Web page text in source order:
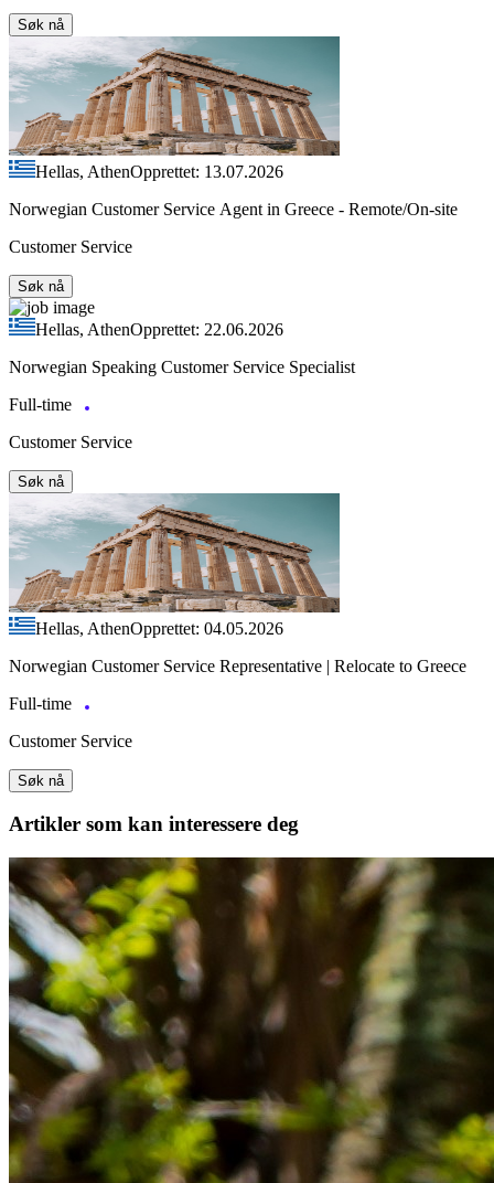
Søk nå
Hellas, AthenOpprettet: 13.07.2026
Norwegian Customer Service Agent in Greece - Remote/On-site
Customer Service
Søk nå
Hellas, AthenOpprettet: 22.06.2026
Norwegian Speaking Customer Service Specialist
Full-time
Customer Service
Søk nå
Hellas, AthenOpprettet: 04.05.2026
Norwegian Customer Service Representative | Relocate to Greece
Full-time
Customer Service
Søk nå
Artikler som kan interessere deg